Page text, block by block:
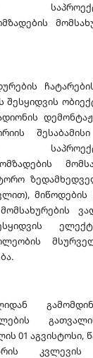
საპროექტო-
შესყიდვის
საპროექტო-
01